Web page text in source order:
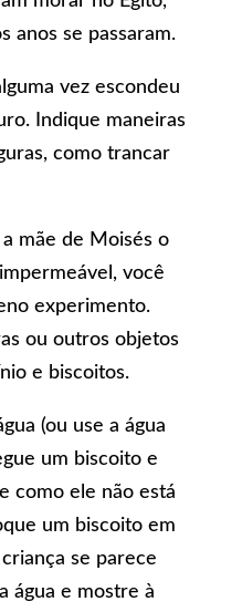
anos se passaram.
vez escondeu
Indique maneiras
como trancar
mãe de Moisés o
você
experimento.
ou outros objetos
e biscoitos.
(ou use a água
um biscoito e
como ele não está
um biscoito em
se parece
água e mostre à